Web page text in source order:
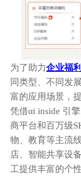
为了助力企业福利
同类型、不同发
富的应用场景，
凭借αi inside 引
商平台和百万级
物、教育等主流
店、智能共享设
工提供丰富的个